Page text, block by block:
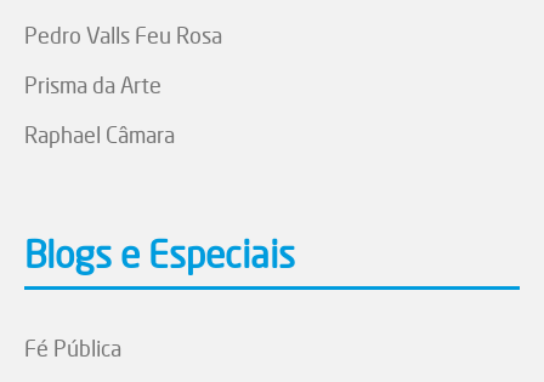
Pedro Valls Feu Rosa
Prisma da Arte
Raphael Câmara
Blogs e Especiais
Fé Pública